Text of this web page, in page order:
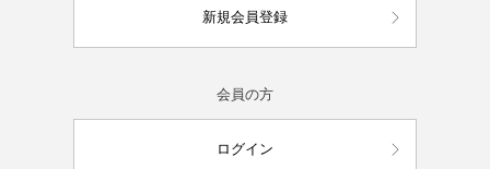
新規会員登録
会員の方
ログイン